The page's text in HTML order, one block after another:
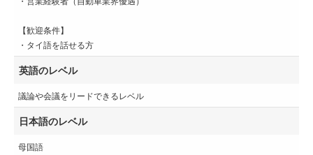
【歓迎条件】
・タイ語を話せる方
英語のレベル
議論や会議をリードできるレベル
日本語のレベル
母国語